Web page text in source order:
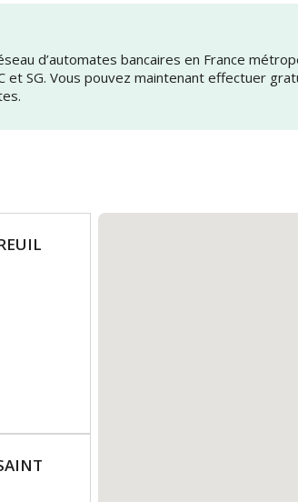
d’automates bancaires en France
et SG. Vous pouvez maintenant effectuer